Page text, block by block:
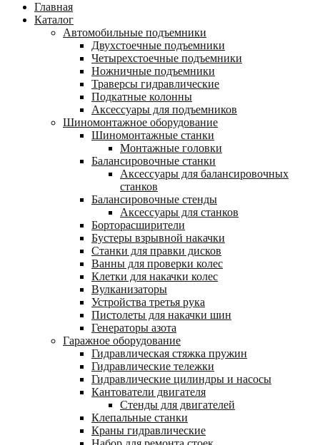
Главная
Каталог
Автомобильные подъемники
Двухстоечные подъемники
Четырехстоечные подъемники
Ножничные подъемники
Траверсы гидравлические
Подкатные колонны
Аксессуары для подъемников
Шиномонтажное оборудование
Шиномонтажные станки
Монтажные головки
Балансировочные станки
Аксессуары для балансировочных
станков
Балансировочные стенды
Аксессуары для станков
Борторасширители
Бустеры взрывной накачки
Станки для правки дисков
Ванны для проверки колес
Клетки для накачки колес
Вулканизаторы
Устройства третья рука
Пистолеты для накачки шин
Генераторы азота
Гаражное оборудование
Гидравлическая стяжка пружин
Гидравлические тележки
Гидравлические цилиндры и насосы
Кантователи двигателя
Стенды для двигателей
Клепальные станки
Краны гидравлические